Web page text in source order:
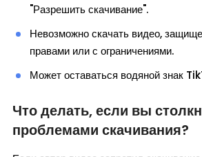
"Разрешить скачивание".
Невозможно скачать видео,
правами или с ограничениями.
Может оставаться водяной знак
Что делать, если вы
проблемами скачивания?